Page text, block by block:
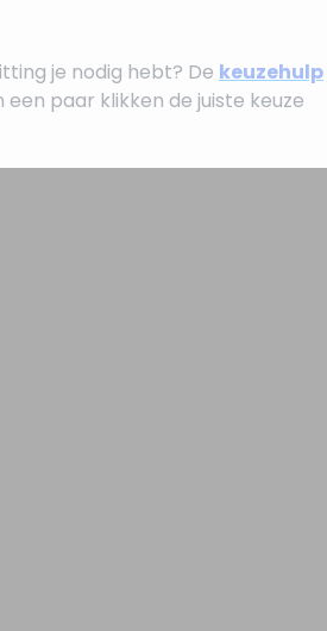
je nodig hebt? De keuzehulp
een paar klikken de juiste keuze